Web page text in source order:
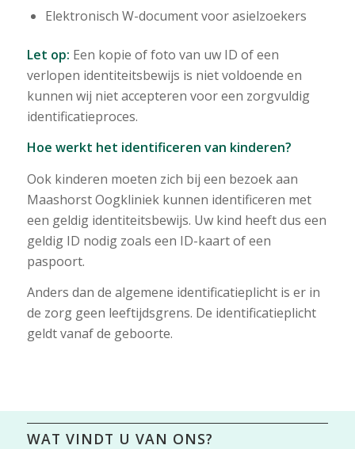
Elektronisch W-document voor asielzoekers
Let op: Een kopie of foto van uw ID of een
verlopen identiteitsbewijs is niet voldoende en
kunnen wij niet accepteren voor een zorgvuldig
identificatieproces.
Hoe werkt het identificeren van kinderen?
Ook kinderen moeten zich bij een bezoek aan
Maashorst Oogkliniek kunnen identificeren met
een geldig identiteitsbewijs. Uw kind heeft dus een
geldig ID nodig zoals een ID-kaart of een
paspoort.
Anders dan de algemene identificatieplicht is er in
de zorg geen leeftijdsgrens. De identificatieplicht
geldt vanaf de geboorte.
WAT VINDT U VAN ONS?